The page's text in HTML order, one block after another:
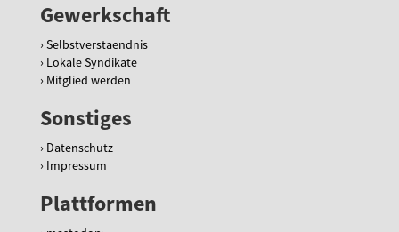
Gewerkschaft
Selbstverstaendnis
Lokale Syndikate
Mitglied werden
Sonstiges
Datenschutz
Impressum
Plattformen